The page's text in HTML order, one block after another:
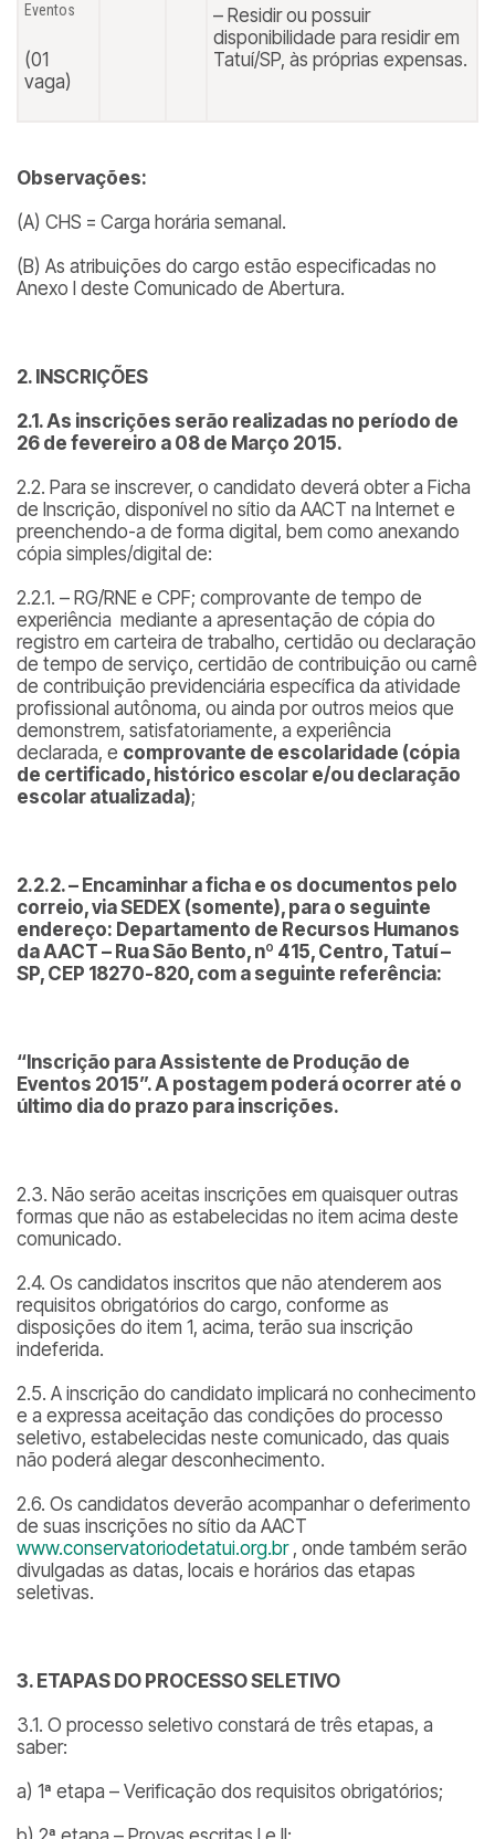
Eventos
(01
vaga)
– Residir ou possuir
disponibilidade para residir em
Tatuí/SP, às próprias expensas.
Observações:
(A) CHS = Carga horária semanal.
(B) As atribuições do cargo estão especificadas no
Anexo I deste Comunicado de Abertura.
2. INSCRIÇÕES
2.1. As inscrições serão realizadas no período de
26 de fevereiro a 08 de Março 2015.
2.2. Para se inscrever, o candidato deverá obter a Ficha
de Inscrição, disponível no sítio da AACT na Internet e
preenchendo-a de forma digital, bem como anexando
cópia simples/digital de:
2.2.1. – RG/RNE e CPF; comprovante de tempo de
experiência mediante a apresentação de cópia do
registro em carteira de trabalho, certidão ou declaração
de tempo de serviço, certidão de contribuição ou carnê
de contribuição previdenciária específica da atividade
profissional autônoma, ou ainda por outros meios que
demonstrem, satisfatoriamente, a experiência
declarada, e comprovante de escolaridade (cópia
de certificado, histórico escolar e/ou declaração
escolar atualizada);
2.2.2. – Encaminhar a ficha e os documentos pelo
correio, via SEDEX (somente), para o seguinte
endereço: Departamento de Recursos Humanos
da AACT – Rua São Bento, nº 415, Centro, Tatuí –
SP, CEP 18270-820, com a seguinte referência:
“Inscrição paraAssistente de Produção de
Eventos 2015”. A postagem poderá ocorrer até o
último dia do prazo para inscrições.
2.3. Não serão aceitas inscrições em quaisquer outras
formas que não as estabelecidas no item acima deste
comunicado.
2.4. Os candidatos inscritos que não atenderem aos
requisitos obrigatórios do cargo, conforme as
disposições do item 1, acima, terão sua inscrição
indeferida.
2.5. A inscrição do candidato implicará no conhecimento
e a expressa aceitação das condições do processo
seletivo, estabelecidas neste comunicado, das quais
não poderá alegar desconhecimento.
2.6. Os candidatos deverão acompanhar o deferimento
de suas inscrições no sítio da AACT
www.conservatoriodetatui.org.br, onde também serão
divulgadas as datas, locais e horários das etapas
seletivas.
3. ETAPAS DO PROCESSO SELETIVO
3.1. O processo seletivo constará de três etapas, a
saber:
a) 1ª etapa – Verificação dos requisitos obrigatórios;